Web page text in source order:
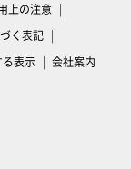
上の注意
く表記
表示 会社案内